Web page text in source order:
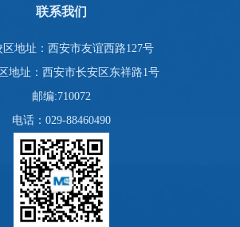
联系我们
区地址：西安市友谊西路127号
地址：西安市长安区东祥路1号
邮编:710072
电话：029-88460490